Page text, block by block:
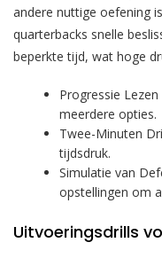
andere nuttige oefening
quarterbacks snelle
beperkte tijd, wat hoge
Progressie
meerdere opties.
Twee-Minuten
tijdsdruk.
Simulatie van
opstellingen om
Uitvoeringsdrills